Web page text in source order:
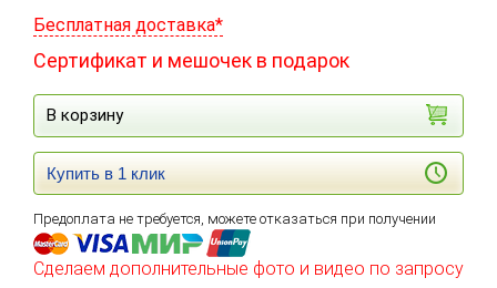
Бесплатная доставка*
Сертификат и мешочек в подарок
В корзину
Купить в 1 клик
Предоплата не требуется, можете отказаться при получении
Сделаем дополнительные фото и видео по запросу